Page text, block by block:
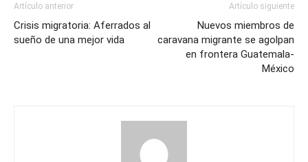
Artículo anterior
Crisis migratoria: Aferrados al
sueño de una mejor vida
Artículo siguiente
Nuevos miembros de
caravana migrante se agolpan
en frontera Guatemala-
México